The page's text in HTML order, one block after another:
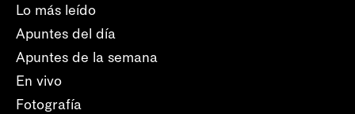
Lo más leído
Apuntes del día
Apuntes de la semana
En vivo
Fotografía